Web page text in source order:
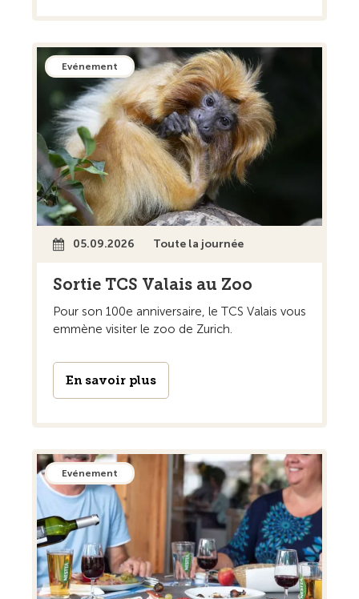
Evénement
05.09.2026 Toute la journée
Sortie TCS Valais au Zoo
Pour son 100e anniversaire, le TCS Valais vous
emmène visiter le zoo de Zurich.
En savoir plus
Evénement